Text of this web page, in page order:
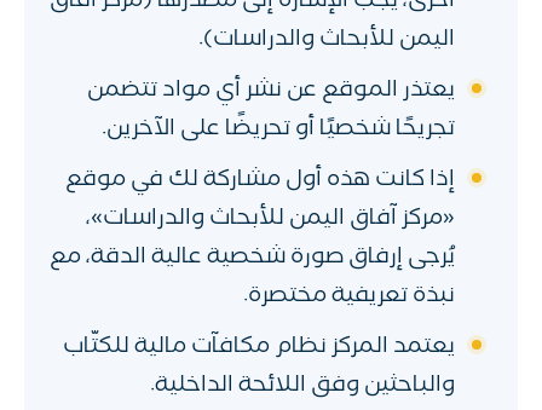
اليمن للأبحاث والدراسات).
يعتذر الموقع عن نشر أي مواد تتضمن
تجريحًا شخصيًا أو تحريضًا على الآخرين.
إذا كانت هذه أول مشاركة لك في موقع
«مركز آفاق اليمن للأبحاث والدراسات»،
يُرجى إرفاق صورة شخصية عالية الدقة، مع
نبذة تعريفية مختصرة.
يعتمد المركز نظام مكافآت مالية للكتّاب
والباحثين وفق اللائحة الداخلية.